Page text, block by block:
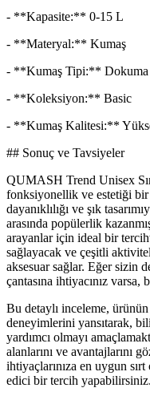
- **Kapasite:** 0-15 L
- **Materyal:** Kumaş
- **Kumaş Tipi:** Dokuma
- **Koleksiyon:** Basic
- **Kumaş Kalitesi:**
## Sonuç ve Tavsiyeler
QUMASH Trend Unisex
fonksiyonellik ve estetiği
dayanıklılığı ve şık
arasında popülerlik
arayanlar için ideal bir
sağlayacak ve çeşitli
aksesuar sağlar. Eğer sizin
çantasına ihtiyacınız varsa,
Bu detaylı inceleme,
deneyimlerini yansıtarak,
yardımcı olmayı
alanlarını ve avantajlarını
ihtiyaçlarınıza en uygun
edici bir tercih yapabilirsiniz.